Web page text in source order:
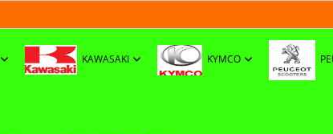
KAWASAKI KYMCO